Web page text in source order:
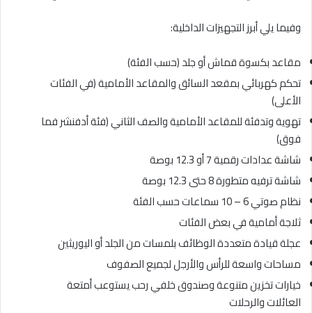
وفيما يلي أبرز التجهيزات الداخلية:
مقاعد بكسوة قماش أو جلد (حسب الفئة)
تحكم كهربائي بمقعد السائق والمقاعد الأمامية (في الفئات
الأعلى)
تهوية وتدفئة للمقاعد الأمامية والصف الثاني (فئة أدفنشر فما
فوق)
شاشة عدادات رقمية 7 أو 12.3 بوصة
شاشة ترفيه متطورة 8 حتى 12.3 بوصة
نظام صوتي 6 – 10 سماعات حسب الفئة
ثلاجة أمامية في بعض الفئات
عجلة قيادة متعددة الوظائف بلمسات من الجلد أو اليوريثين
مساحات واسعة للرأس والأرجل لجميع الصفوف
خيارات تخزين متنوعة وصندوق خلفي رحب يستوعب أمتعة
العائلات والرحلات